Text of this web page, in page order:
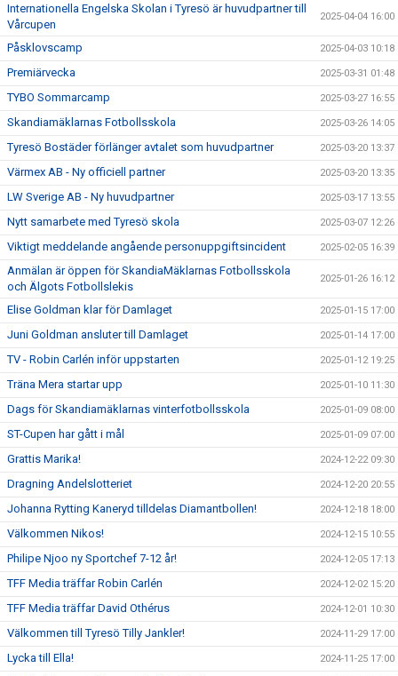
Internationella Engelska Skolan i Tyresö är huvudpartner till
Vårcupen
2025-04-04 16:00
Påsklovscamp 2025-04-03 10:18
Premiärvecka 2025-03-31 01:48
TYBO Sommarcamp 2025-03-27 16:55
Skandiamäklarnas Fotbollsskola 2025-03-26 14:05
Tyresö Bostäder förlänger avtalet som huvudpartner 2025-03-20 13:37
Värmex AB - Ny officiell partner 2025-03-20 13:35
LW Sverige AB - Ny huvudpartner 2025-03-17 13:55
Nytt samarbete med Tyresö skola 2025-03-07 12:26
Viktigt meddelande angående personuppgiftsincident 2025-02-05 16:39
Anmälan är öppen för SkandiaMäklarnas Fotbollsskola
och Älgots Fotbollslekis
2025-01-26 16:12
Elise Goldman klar för Damlaget 2025-01-15 17:00
Juni Goldman ansluter till Damlaget 2025-01-14 17:00
TV - Robin Carlén inför uppstarten 2025-01-12 19:25
Träna Mera startar upp 2025-01-10 11:30
Dags för Skandiamäklarnas vinterfotbollsskola 2025-01-09 08:00
ST-Cupen har gått i mål 2025-01-09 07:00
Grattis Marika! 2024-12-22 09:30
Dragning Andelslotteriet 2024-12-20 20:55
Johanna Rytting Kaneryd tilldelas Diamantbollen! 2024-12-18 18:00
Välkommen Nikos! 2024-12-15 10:55
Philipe Njoo ny Sportchef 7-12 år! 2024-12-05 17:13
TFF Media träffar Robin Carlén 2024-12-02 15:20
TFF Media träffar David Othérus 2024-12-01 10:30
Välkommen till Tyresö Tilly Jankler! 2024-11-29 17:00
Lycka till Ella! 2024-11-25 17:00